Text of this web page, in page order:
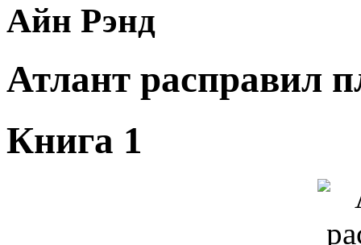
Айн Рэнд
Атлант расправил
Книга 1